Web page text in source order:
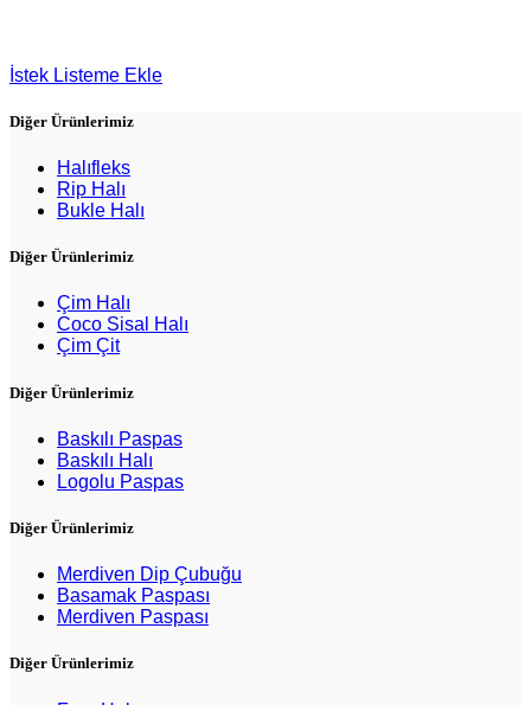
İstek Listeme Ekle
Diğer Ürünlerimiz
Halıfleks
Rip Halı
Bukle Halı
Diğer Ürünlerimiz
Çim Halı
Coco Sisal Halı
Çim Çit
Diğer Ürünlerimiz
Baskılı Paspas
Baskılı Halı
Logolu Paspas
Diğer Ürünlerimiz
Merdiven Dip Çubuğu
Basamak Paspası
Merdiven Paspası
Diğer Ürünlerimiz